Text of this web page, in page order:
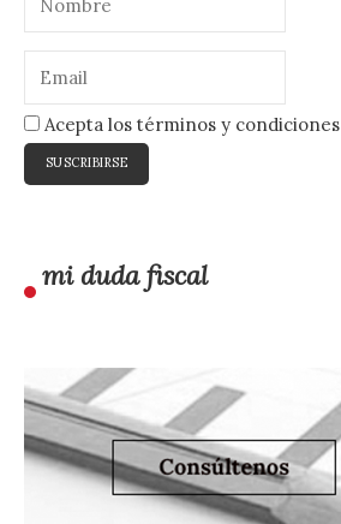
Acepta los términos y condiciones
mi duda fiscal